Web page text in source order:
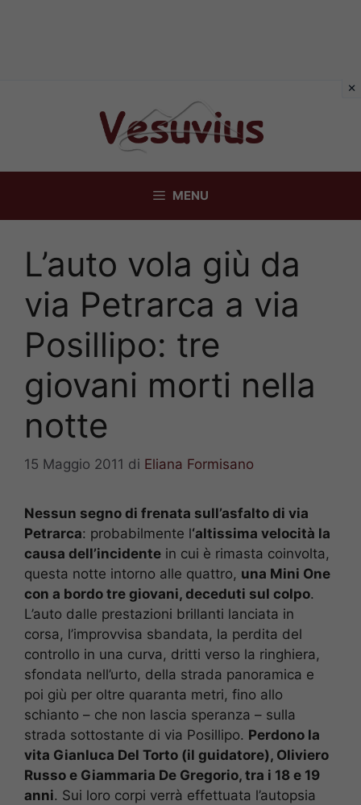
MENU
L’auto vola giù da
via Petrarca a via
Posillipo: tre
giovani morti nella
notte
15 Maggio 2011 di Eliana Formisano
Nessun segno di frenata sull’asfalto di via
Petrarca: probabilmente l‘altissima velocità la
causa dell’incidente in cui è rimasta coinvolta,
questa notte intorno alle quattro, una Mini One
con a bordo tre giovani, deceduti sul colpo.
L’auto dalle prestazioni brillanti lanciata in
corsa, l’improvvisa sbandata, la perdita del
controllo in una curva, dritti verso la ringhiera,
sfondata nell’urto, della strada panoramica e
poi giù per oltre quaranta metri, fino allo
schianto – che non lascia speranza – sulla
strada sottostante di via Posillipo. Perdono la
vita Gianluca Del Torto (il guidatore), Oliviero
Russo e Giammaria De Gregorio, tra i 18 e 19
anni. Sui loro corpi verrà effettuata l’autopsia